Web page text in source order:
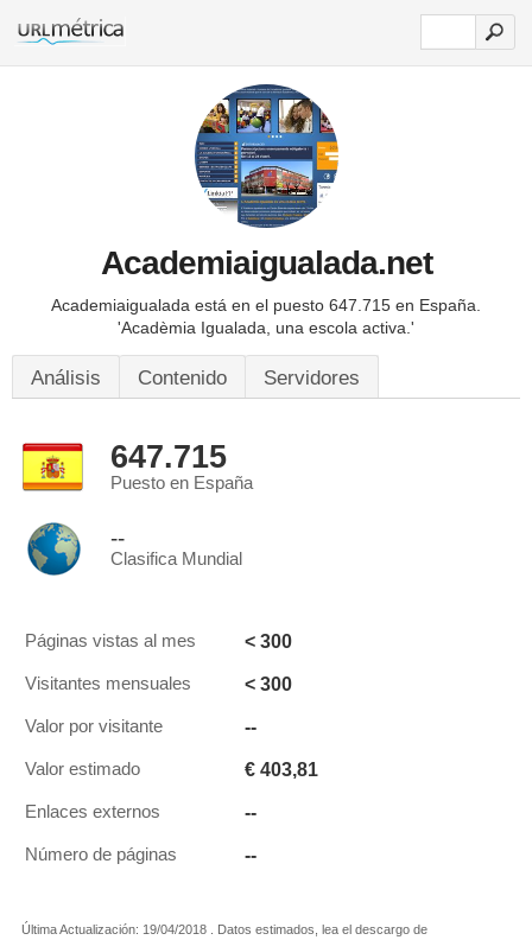
Academiaigualada.net
Academiaigualada está en el puesto 647.715 en España.
'Acadèmia Igualada, una escola activa.'
Análisis Contenido Servidores
647.715
Puesto en España
--
Clasifica Mundial
Páginas vistas al mes < 300
Visitantes mensuales < 300
Valor por visitante --
Valor estimado € 403,81
Enlaces externos --
Número de páginas --
Última Actualización: 19/04/2018 . Datos estimados, lea el descargo de